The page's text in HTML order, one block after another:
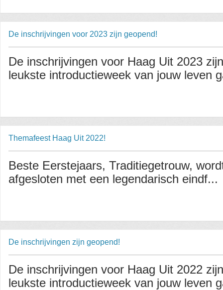
De inschrijvingen voor 2023 zijn geopend!
De inschrijvingen voor Haag Uit 2023
leukste introductieweek van jouw leven
Themafeest Haag Uit 2022!
Beste Eerstejaars, Traditiegetrouw,
afgesloten met een legendarisch eindf...
De inschrijvingen zijn geopend!
De inschrijvingen voor Haag Uit 2022
leukste introductieweek van jouw leven